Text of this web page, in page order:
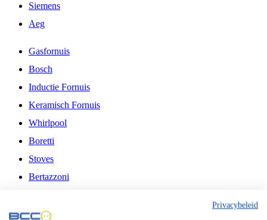
Siemens
Aeg
Gasfornuis
Bosch
Inductie Fornuis
Keramisch Fornuis
Whirlpool
Boretti
Stoves
Bertazzoni
Fitelli
Privacybeleid